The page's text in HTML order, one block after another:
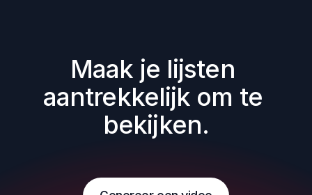
Maak je lijsten
aantrekkelijk om te
bekijken.